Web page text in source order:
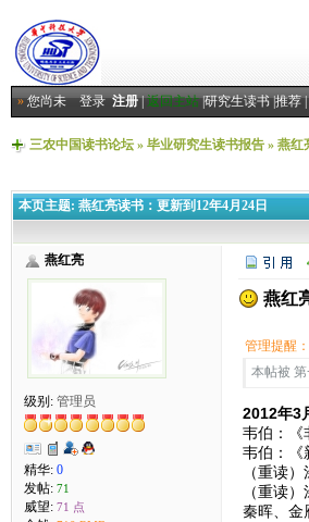
»您尚未登录 注册|返回主站|研究生读书|推荐|
三农中国读书论坛» 毕业研究生读书报告» 燕红
本页主题: 燕红亮读书：更新到12年4月24日
燕红亮
级别: 管理员
精华: 0
发帖: 71
威望: 71 点
燕红
管理提醒：
本帖被
2012年3
韦伯：《
韦伯：《
（重读
（重读
秦晖、金